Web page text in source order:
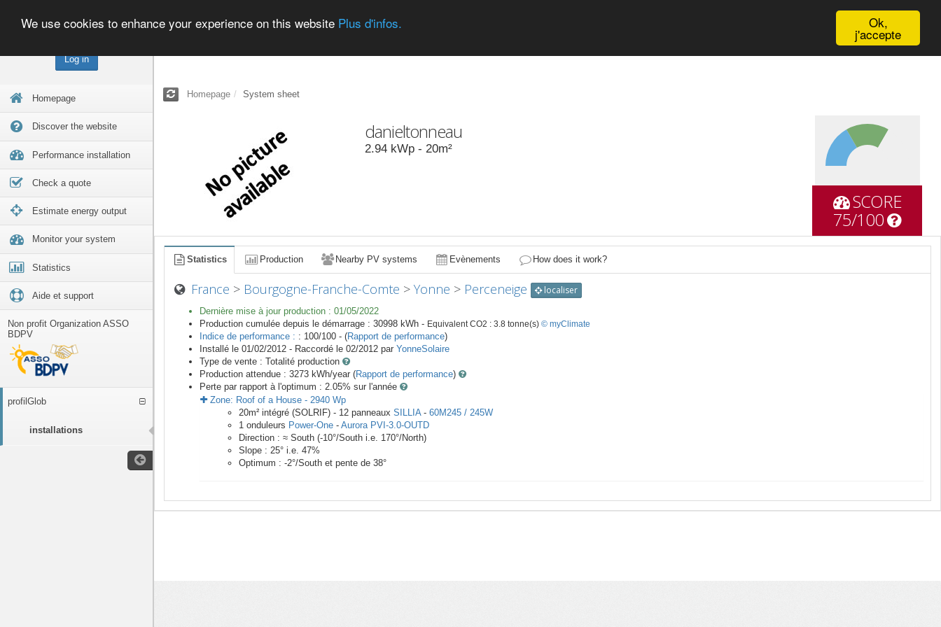
Log in
Homepage
Discover the website
Performance installation
Check a quote
Estimate energy output
Monitor your system
Statistics
Aide et support
Non profit Organization ASSO
BDPV
profilGlob
installations
Ok,
j'accepte
We use cookies to enhance your experience on this website Plus d'infos.
Homepage System sheet
danieltonneau
2.94 kWp - 20m²
SCORE
75/100
Statistics Production Nearby PV systems Evènements How does it work?
France > Bourgogne-Franche-Comte >Yonne > Perceneige localiser
Dernière mise à jour production : 01/05/2022
Production cumulée depuis le démarrage : 30998 kWh - Equivalent CO2 : 3.8 tonne(s) © myClimate
Indice de performance : : 100/100 - (Rapport de performance)
Installé le 01/02/2012 - Raccordé le 02/2012 par YonneSolaire
Type de vente : Totalité production
Production attendue : 3273 kWh/year (Rapport de performance)
Perte par rapport à l'optimum : 2.05% sur l'année
Zone: Roof of a House - 2940 Wp
20m² intégré (SOLRIF) - 12 panneaux SILLIA- 60M245 / 245W
1 onduleurs Power-One - Aurora PVI-3.0-OUTD
Direction : ≈ South (-10°/South i.e. 170°/North)
Slope : 25° i.e. 47%
Optimum : -2°/South et pente de 38°